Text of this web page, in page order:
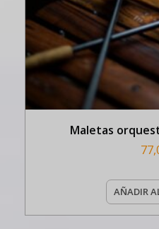
Maletas
AÑADIR